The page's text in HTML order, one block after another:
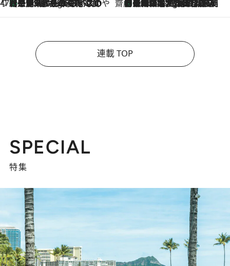
47都道府県の手みやげ ひんやりスイーツで夏を満喫
9 Hours Ago
【三重県】この夏絶対食べたい 冷やしておいしいおやつ3選 お餅×アイスの新感覚スイーツ 齋藤 薫 美容脳ルネサンス
9 Hours Ago
「荷物が増えるほど旅ストレスは増す」美容ジャーナリストがたどり着いた最終結論。“化粧品を劇的に減らす”感動の凝縮美容とは
連載 TOP
SPECIAL
特集